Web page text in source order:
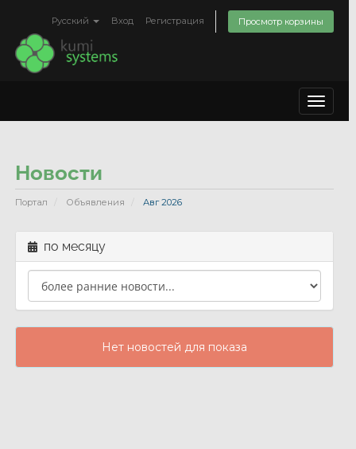
Русский Вход Регистрация Просмотр корзины
Toggle
Новости
Портал Объявления Авг 2026
по месяцу
Нет новостей для показа